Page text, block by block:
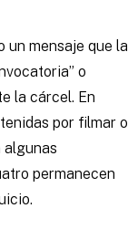
un mensaje que la
o
la cárcel. En
por filmar o
algunas
permanecen